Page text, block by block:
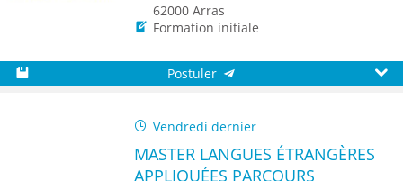
62000 Arras
Formation initiale
Postuler
Vendredi dernier
MASTER LANGUES ÉTRANGÈRES
APPLIQUÉES PARCOURS